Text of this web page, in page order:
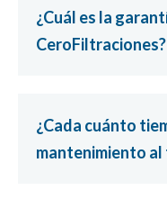
¿Cuál es la
CeroFiltraciones?
¿Cada cuánto
mantenimiento al